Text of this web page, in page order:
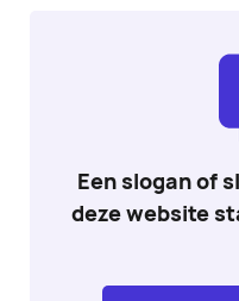
Een slogan of
deze website